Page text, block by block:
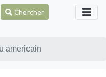
Chercher
americain